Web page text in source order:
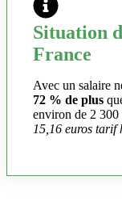
Situation
France
Avec un salaire
72 % de plus
environ de 2 300
15,16 euros tarif